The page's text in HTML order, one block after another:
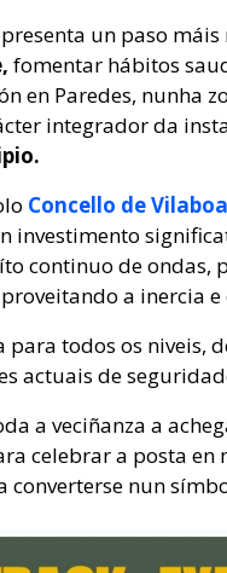
un paso
fomentar hábitos
en Paredes, nunha
integrador da
Concello de Vilaboa
investimento
continuo de ondas,
a inercia
para todos os niveis,
actuais de
a veciñanza a
celebrar a posta
converterse nun